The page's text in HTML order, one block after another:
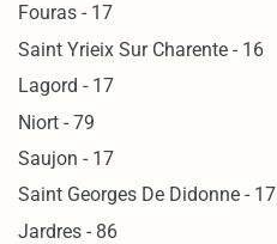
Fouras - 17
Saint Yrieix Sur Charente - 16
Lagord - 17
Niort - 79
Saujon - 17
Saint Georges De Didonne - 17
Jardres - 86